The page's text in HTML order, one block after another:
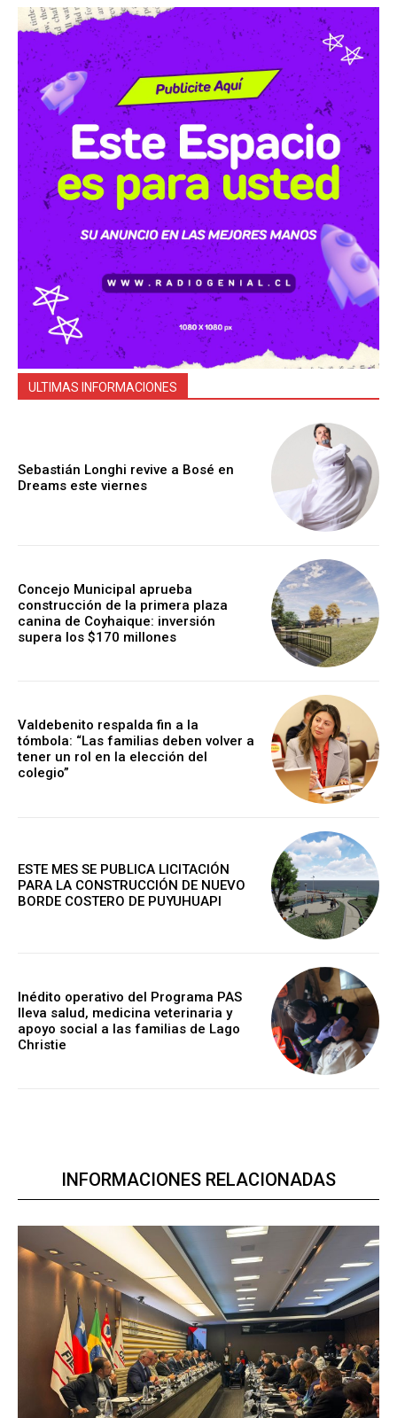
ULTIMAS INFORMACIONES
Sebastián Longhi revive a Bosé en
Dreams este viernes
Concejo Municipal aprueba
construcción de la primera plaza
canina de Coyhaique: inversión
supera los $170 millones
Valdebenito respalda fin a la
tómbola: “Las familias deben volver a
tener un rol en la elección del
colegio”
ESTE MES SE PUBLICA LICITACIÓN
PARA LA CONSTRUCCIÓN DE NUEVO
BORDE COSTERO DE PUYUHUAPI
Inédito operativo del Programa PAS
lleva salud, medicina veterinaria y
apoyo social a las familias de Lago
Christie
INFORMACIONES RELACIONADAS